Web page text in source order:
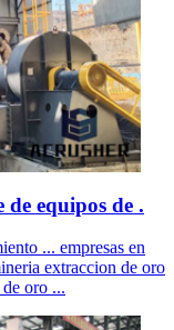
equipos de .
... empresas en
extraccion de oro
oro ...